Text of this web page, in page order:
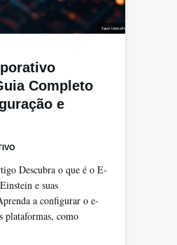
Completo
e
Descubra o que é o E-
e suas
a configurar o e-
plataformas, como